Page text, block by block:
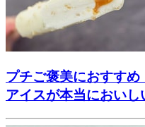
プチご褒美におすす
アイスが本当においし